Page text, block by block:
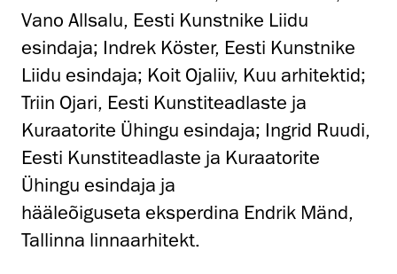
Vano Allsalu, Eesti Kunstnike Liidu
esindaja; Indrek Köster, Eesti Kunstnike
Liidu esindaja; Koit Ojaliiv, Kuu arhitektid;
Triin Ojari, Eesti Kunstiteadlaste ja
Kuraatorite Ühingu esindaja; Ingrid Ruudi,
Eesti Kunstiteadlaste ja Kuraatorite
Ühingu esindaja ja
hääleõiguseta eksperdina Endrik Mänd,
Tallinna linnaarhitekt.